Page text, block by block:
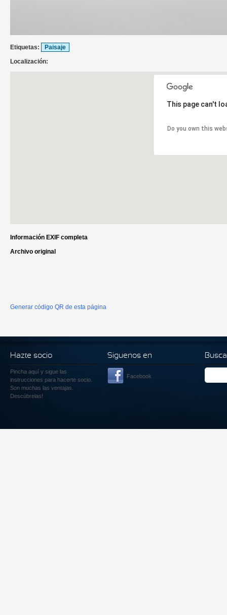
Etiquetas:
Paisaje
Localización:
This page can't
Do you own this
Información EXIF completa
Archivo original
Generar código QR de esta página
Hazte socio
Pincha aquí y sigue las
instrucciones para hacerte socio.
Son muchas las ventajas.
Descúbrelas!
Siguenos en
Facebook